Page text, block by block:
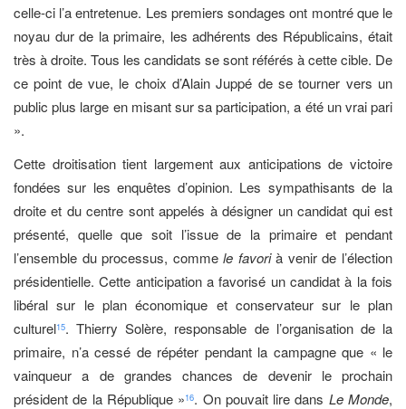
celle-ci l’a entretenue. Les premiers sondages ont montré que le
noyau dur de la primaire, les adhérents des Républicains, était
très à droite. Tous les candidats se sont référés à cette cible. De
ce point de vue, le choix d’Alain Juppé de se tourner vers un
public plus large en misant sur sa participation, a été un vrai pari
».
Cette droitisation tient largement aux anticipations de victoire
fondées sur les enquêtes d’opinion. Les sympathisants de la
droite et du centre sont appelés à désigner un candidat qui est
présenté, quelle que soit l’issue de la primaire et pendant
l’ensemble du processus, commele favorià venir de l’élection
présidentielle. Cette anticipation a favorisé un candidat à la fois
libéral sur le plan économique et conservateur sur le plan
culturel15. Thierry Solère, responsable de l’organisation de la
primaire, n’a cessé de répéter pendant la campagne que « le
vainqueur a de grandes chances de devenir le prochain
président de la République »16. On pouvait lire dans Le Monde,